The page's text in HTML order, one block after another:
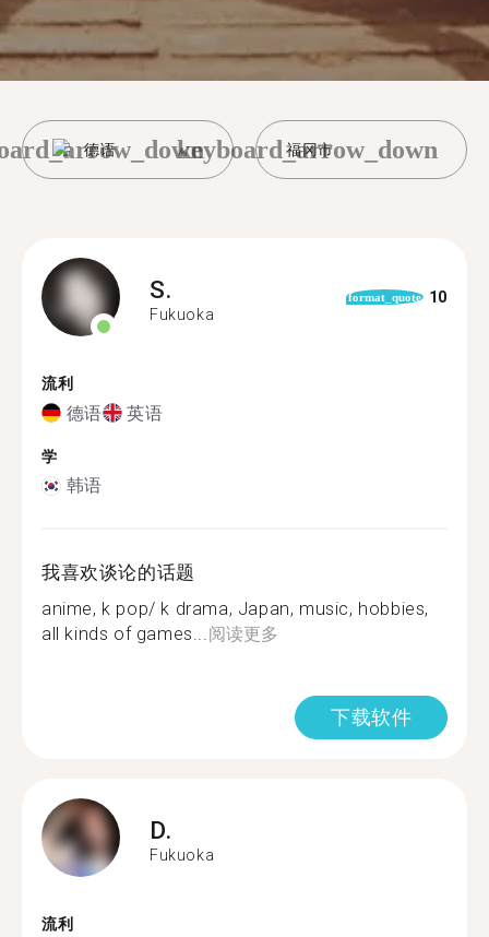
德语 福冈市
keyboard_arrow_down
S.
Fukuoka
format_quote 10
流利
德语 英语
学
韩语
我喜欢谈论的话题
anime, k pop/ k drama, Japan, music, hobbies,
all kinds of games...阅读更多
下载软件
D.
Fukuoka
流利